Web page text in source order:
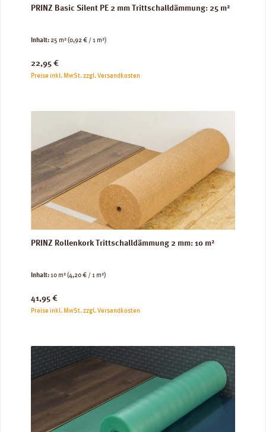
PRINZ Basic Silent PE 2 mm Trittschalldämmung: 25 m²
Inhalt:25 m²(0,92 € / 1 m²)
Regulärer Preis:
22,95 €
Preise inkl. MwSt. zzgl. Versandkosten
PRINZ Rollenkork Trittschalldämmung 2 mm: 10 m²
Inhalt:10 m²(4,20 € / 1 m²)
Regulärer Preis:
41,95 €
Preise inkl. MwSt. zzgl. Versandkosten